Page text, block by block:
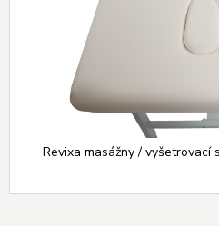
Revixa masážny /